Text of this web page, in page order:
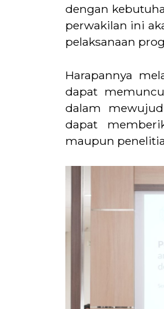
dengan
perwakilan ini
pelaksanaan
Harapannya
dapat
dalam
dapat
maupun